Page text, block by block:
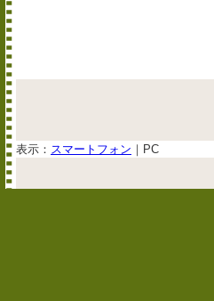
表示： スマートフォン ｜ PC